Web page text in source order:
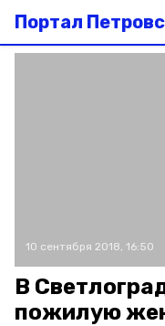
Портал
10 сентября 2018, 16:50
В
пожилую